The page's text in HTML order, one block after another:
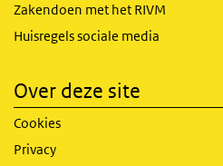
Zakendoen met het RIVM
Huisregels sociale media
Over deze site
Cookies
Privacy